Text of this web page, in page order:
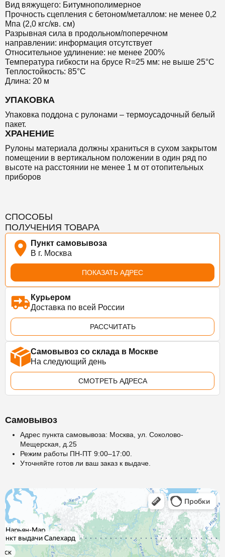
Вид вяжущего: Битумнополимерное
Прочность сцепления с бетоном/металлом: не менее 0,2
Мпа (2,0 кгс/кв. см)
Разрывная сила в продольном/поперечном
направлении: информация отсутствует
Относительное удлинение: не менее 200%
Температура гибкости на брусе R=25 мм: не выше 25°C
Теплостойкость: 85°C
Длина: 20 м
УПАКОВКА
Упаковка поддона с рулонами – термоусадочный белый
пакет.
ХРАНЕНИЕ
Рулоны материала должны храниться в сухом закрытом
помещении в вертикальном положении в один ряд по
высоте на расстоянии не менее 1 м от отопительных
приборов
СПОСОБЫ
ПОЛУЧЕНИЯ ТОВАРА
Пункт самовывоза
В г. Москва
ПОКАЗАТЬ АДРЕС
Курьером
Доставка по всей России
РАССЧИТАТЬ
Самовывоз со склада в Москве
На следующий день
СМОТРЕТЬ АДРЕСА
Самовывоз
Адрес пункта самовывоза: Москва, ул. Соколово-
Мещерская, д.25
Режим работы ПН-ПТ 9:00–17:00.
Уточняйте готов ли ваш заказ к выдаче.